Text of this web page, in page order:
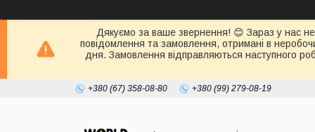
Дякуємо за ваше звернення! 😊 Зараз у нас
повідомлення та замовлення, отримані в
дня. Замовлення відправляються наступного
+380 (67) 358-08-80 +380 (99) 279-08-19